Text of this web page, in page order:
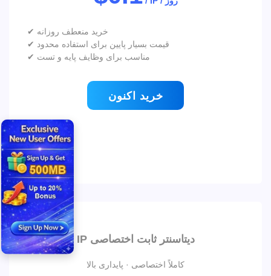
✔ خرید منعطف روزانه
✔ قیمت بسیار پایین برای استفاده محدود
✔ مناسب برای وظایف پایه و تست
خرید اکنون
IP دیتاسنتر ثابت اختصاصی
کاملاً اختصاصی · پایداری بالا